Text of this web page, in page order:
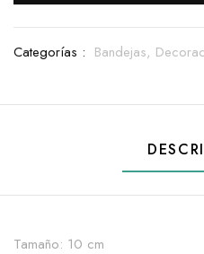
Categorías : Bandejas,
Tamaño: 10 cm